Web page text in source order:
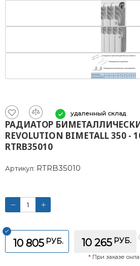
удаленный склад
РАДИАТОР
REVOLUTION BIMETALL 350 -
RTRB35010
Артикул: RTRB35010
10 805 РУБ. 10 265 РУБ.
*При заказе